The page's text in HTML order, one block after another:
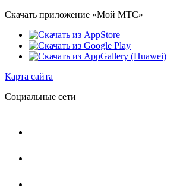
Скачать приложение «Мой МТС»
Карта сайта
Социальные сети